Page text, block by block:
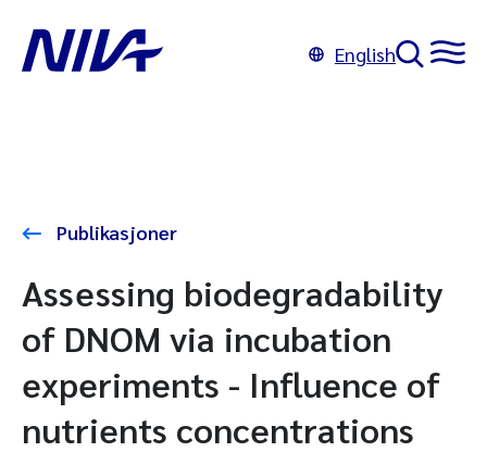
English
Publikasjoner
Assessing biodegradability
of DNOM via incubation
experiments - Influence of
nutrients concentrations